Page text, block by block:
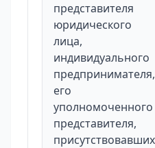
представителя
юридического
лица,
индивидуального
предпринимателя,
его
уполномоченного
представителя,
присутствовавших